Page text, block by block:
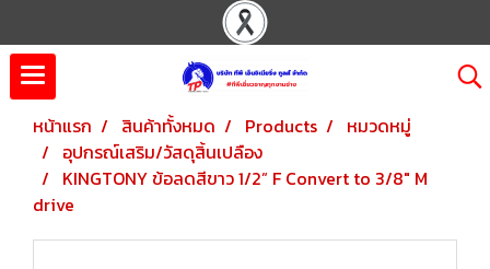
หน้าแรก สินค้าทั้งหมด Products
หมวดหมู่
อุปกรณ์เสริม/วัสดุสิ้นเปลือง
KINGTONY ข้อลดสีขาว 1/2” F Convert to 3/8" M
drive